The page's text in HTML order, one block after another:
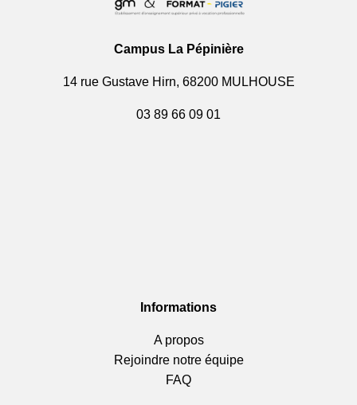
Campus La Pépinière
14 rue Gustave Hirn, 68200 MULHOUSE
03 89 66 09 01
Informations
A propos
Rejoindre notre équipe
FAQ